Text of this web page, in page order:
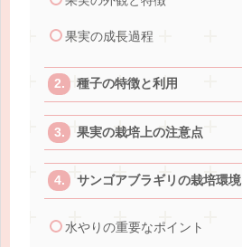
果実の成長過程
種子の特徴と利用
果実の栽培上の注意点
サンゴアブラギリの栽培環境
水やりの重要なポイント